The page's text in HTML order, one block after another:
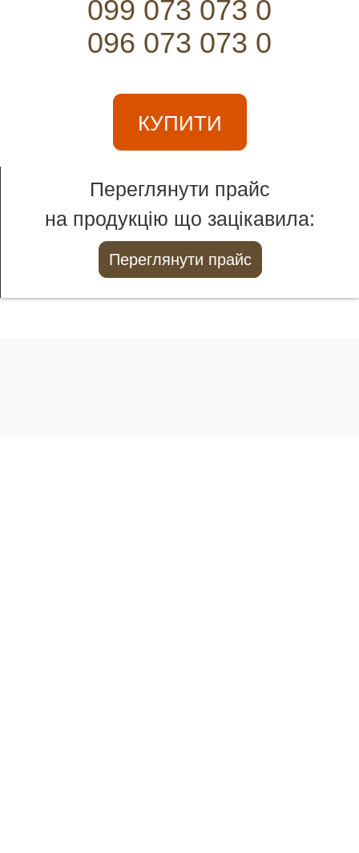
099 073 073 0
096 073 073 0
КУПИТИ
Переглянути прайс
на продукцію що зацікавила:
Переглянути прайс